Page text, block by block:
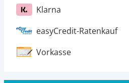
Klarna
easyCredit-Ratenkauf
Vorkasse